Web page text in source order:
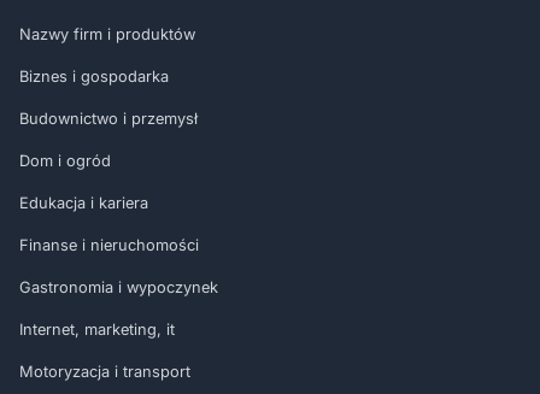
Nazwy firm i produktów
Biznes i gospodarka
Budownictwo i przemysł
Dom i ogród
Edukacja i kariera
Finanse i nieruchomości
Gastronomia i wypoczynek
Internet, marketing, it
Motoryzacja i transport